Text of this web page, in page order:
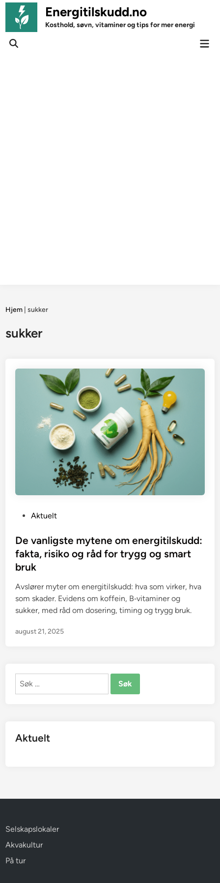
Skip
content
Energitilskudd.no
Kosthold, søvn, vitaminer og tips for mer energi
Open
Hjem |sukker
sukker
s
t
e
d
i
n
Aktuelt
De vanligste mytene om energitilskudd:
fakta, risiko og råd for trygg og smart
bruk
Avslører myter om energitilskudd: hva som virker, hva
som skader. Evidens om koffein, B‑vitaminer og
sukker, med råd om dosering, timing og trygg bruk.
august 21, 2025
Søk
Aktuelt
Selskapslokaler
Akvakultur
På tur